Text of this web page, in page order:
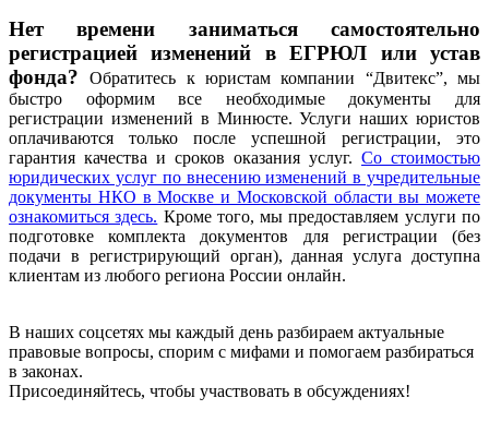
Нет времени заниматься самостоятельно
регистрацией изменений в ЕГРЮЛ или устав
фонда?Обратитесь к юристам компании “Двитекс”, мы
быстро оформим все необходимые документы для
регистрации изменений в Минюсте. Услуги наших юристов
оплачиваются только после успешной регистрации, это
гарантия качества и сроков оказания услуг. Со стоимостью
юридических услуг по внесению изменений в учредительные
документы НКО в Москве и Московской области вы можете
ознакомиться здесь. Кроме того, мы предоставляем услуги по
подготовке комплекта документов для регистрации (без
подачи в регистрирующий орган), данная услуга доступна
клиентам из любого региона России онлайн.
В наших соцсетях мы каждый день разбираем актуальные
правовые вопросы, спорим с мифами и помогаем разбираться
в законах.
Присоединяйтесь, чтобы участвовать в обсуждениях!